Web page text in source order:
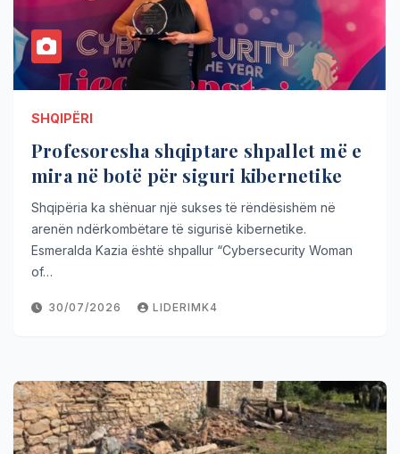
SHQIPËRI
Profesoresha shqiptare shpallet më e
mira në botë për siguri kibernetike
Shqipëria ka shënuar një sukses të rëndësishëm në
arenën ndërkombëtare të sigurisë kibernetike.
Esmeralda Kazia është shpallur “Cybersecurity Woman
of…
30/07/2026 LIDERIMK4